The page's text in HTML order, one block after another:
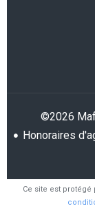
©2026
Honoraires
Ce site est protégé